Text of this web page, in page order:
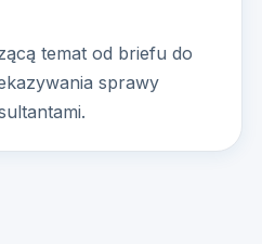
temat od briefu do
sprawy